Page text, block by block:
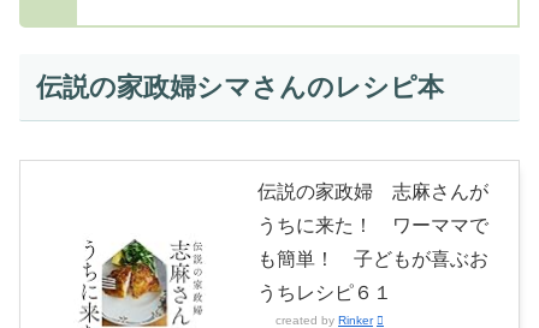
伝説の家政婦シマさんのレシピ本
伝説の家政婦 志麻さんが
うちに来た！ ワーママで
も簡単！ 子どもが喜ぶお
うちレシピ６１
created by Rinker